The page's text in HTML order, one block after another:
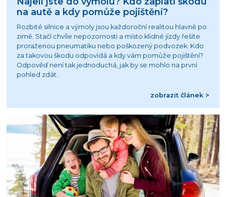
na autě a kdy pomůže pojištění?
Rozbité silnice a výmoly jsou každoroční realitou hlavně po
zimě. Stačí chvíle nepozornosti a místo klidné jízdy řešíte
proraženou pneumatiku nebo poškozený podvozek. Kdo
za takovou škodu odpovídá a kdy vám pomůže pojištění?
Odpověď není tak jednoduchá, jak by se mohlo na první
pohled zdát.
zobrazit článek >